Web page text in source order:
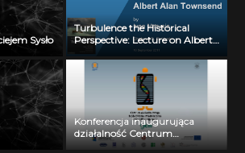
Sysło
Turbulence the Historical
Perspective: Lecture on Albert
Alan Townsend by Ivan
Marusic (16.09.2011)
Konferencja inaugurująca
działalność Centrum
Wielkoskalowego Modelowania